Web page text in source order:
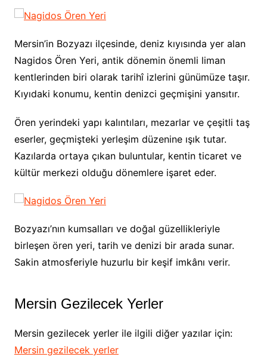
Mersin’in Bozyazı ilçesinde, deniz kıyısında yer alan
Nagidos Ören Yeri, antik dönemin önemli liman
kentlerinden biri olarak tarihî izlerini günümüze taşır.
Kıyıdaki konumu, kentin denizci geçmişini yansıtır.
Ören yerindeki yapı kalıntıları, mezarlar ve çeşitli taş
eserler, geçmişteki yerleşim düzenine ışık tutar.
Kazılarda ortaya çıkan buluntular, kentin ticaret ve
kültür merkezi olduğu dönemlere işaret eder.
Bozyazı’nın kumsalları ve doğal güzellikleriyle
birleşen ören yeri, tarih ve denizi bir arada sunar.
Sakin atmosferiyle huzurlu bir keşif imkânı verir.
Mersin Gezilecek Yerler
Mersin gezilecek yerler ile ilgili diğer yazılar için:
Mersin gezilecek yerler